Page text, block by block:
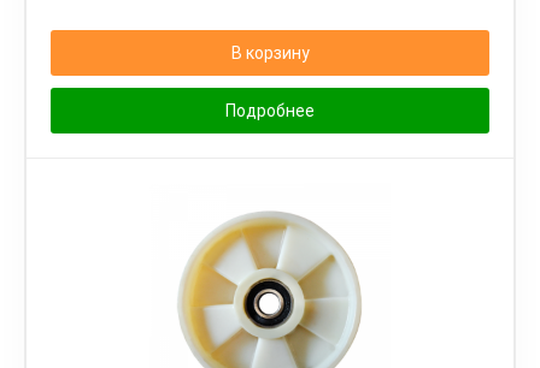
В корзину
Подробнее